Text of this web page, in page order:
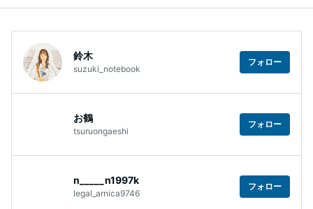
鈴木
suzuki_notebook
フォロー
お鶴
tsuruongaeshi
フォロー
n_____n1997k
legal_arnica9746
フォロー